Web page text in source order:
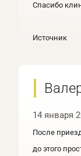
Спасибо
Источник
14 января
После
до этого